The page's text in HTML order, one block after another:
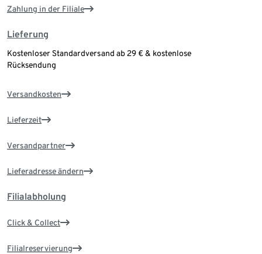
Zahlung in der Filiale
Lieferung
Kostenloser Standardversand ab 29 € & kostenlose
Rücksendung
Versandkosten
Lieferzeit
Versandpartner
Lieferadresse ändern
Filialabholung
Click & Collect
Filialreservierung